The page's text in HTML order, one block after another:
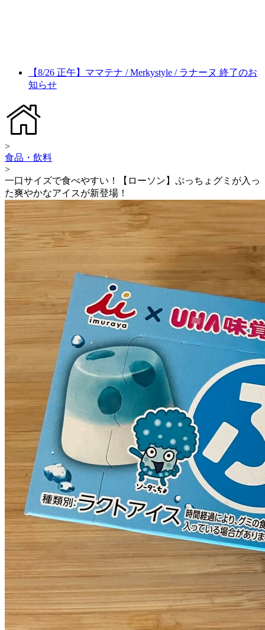
【8/26 正午】ママテナ / Merkystyle / ラナーヌ 終了のお
知らせ
>
食品・飲料
>
一口サイズで食べやすい！【ローソン】ぷっちょグミが入っ
た爽やかなアイスが新登場！